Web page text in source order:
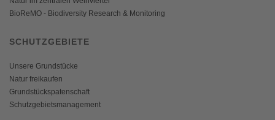
BioReMO - Biodiversity Research & Monitoring
SCHUTZGEBIETE
Unsere Grundstücke
Natur freikaufen
Grundstückspatenschaft
Schutzgebietsmanagement